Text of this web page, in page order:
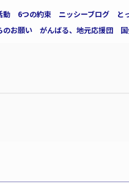
動 6つの約束 ニッシーブログ と
のお願い
がんばる、地元応援団